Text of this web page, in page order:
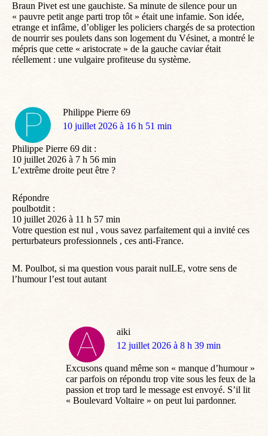
Braun Pivet est une gauchiste. Sa minute de silence pour un
« pauvre petit ange parti trop tôt » était une infamie. Son idée,
etrange et infâme, d’obliger les policiers chargés de sa protection
de nourrir ses poulets dans son logement du Vésinet, a montré le
mépris que cette « aristocrate » de la gauche caviar était
réellement : une vulgaire profiteuse du système.
Philippe Pierre 69
dit
10 juillet 2026 à 16 h 51 min
Philippe Pierre 69 dit :
10 juillet 2026 à 7 h 56 min
L’extrême droite peut être ?
Répondre
poulbotdit :
10 juillet 2026 à 11 h 57 min
Votre question est nul , vous savez parfaitement qui a invité ces
perturbateurs professionnels , ces anti-France.
M. Poulbot, si ma question vous parait nulLE, votre sens de
l’humour l’est tout autant
aiki
dit
12 juillet 2026 à 8 h 39 min
Excusons quand même son « manque d’humour »
car parfois on répondu trop vite sous les feux de la
passion et trop tard le message est envoyé. S’il lit
« Boulevard Voltaire » on peut lui pardonner.